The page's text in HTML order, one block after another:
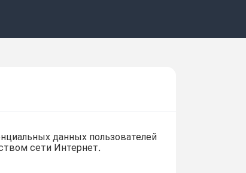
данных пользователей
сети Интернет.